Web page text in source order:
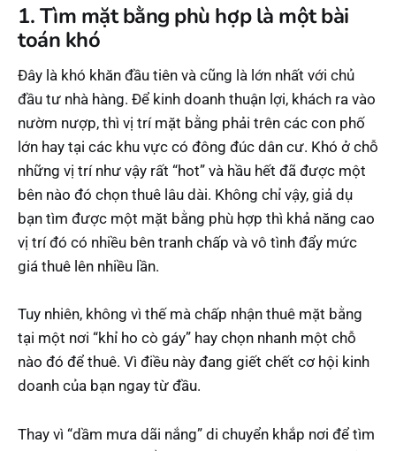
1. Tìm mặt bằng phù hợp là một bài
toán khó
Đây là khó khăn đầu tiên và cũng là lớn nhất với chủ
đầu tư nhà hàng. Để kinh doanh thuận lợi, khách ra vào
nườm nượp, thì vị trí mặt bằng phải trên các con phố
lớn hay tại các khu vực có đông đúc dân cư. Khó ở chỗ
những vị trí như vậy rất “hot” và hầu hết đã được một
bên nào đó chọn thuê lâu dài. Không chỉ vậy, giả dụ
bạn tìm được một mặt bằng phù hợp thì khả năng cao
vị trí đó có nhiều bên tranh chấp và vô tình đẩy mức
giá thuê lên nhiều lần.
Tuy nhiên, không vì thế mà chấp nhận thuê mặt bằng
tại một nơi “khỉ ho cò gáy” hay chọn nhanh một chỗ
nào đó để thuê. Vì điều này đang giết chết cơ hội kinh
doanh của bạn ngay từ đầu.
Thay vì “dầm mưa dãi nắng” di chuyển khắp nơi để tìm